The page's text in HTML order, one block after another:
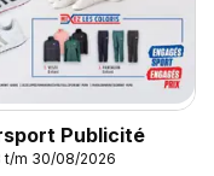
Publicité
t/m 30/08/2026